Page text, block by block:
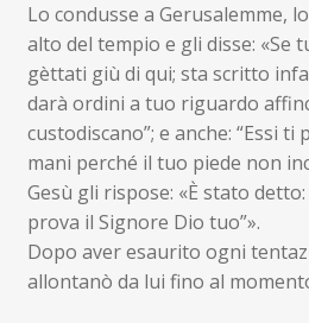
Lo condusse a Gerusalemme,
alto del tempio e gli disse: «Se
gèttati giù di qui; sta scritto
darà ordini a tuo riguardo
custodiscano”; e anche: “Essi
mani perché il tuo piede non
Gesù gli rispose: «È stato
prova il Signore Dio tuo”».
Dopo aver esaurito ogni
allontanò da lui fino al